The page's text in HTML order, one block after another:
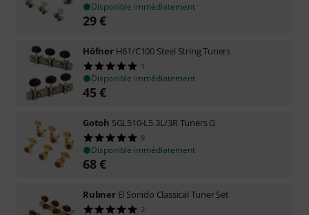
Disponible immédiatement
29€
Höfner H61/C100 Steel String Tuners
1
Disponible immédiatement
45€
Gotoh SGL510-L5 3L/3R Tuners G
9
Disponible immédiatement
68€
Rubner El Sonido Classical Tuner Set
2